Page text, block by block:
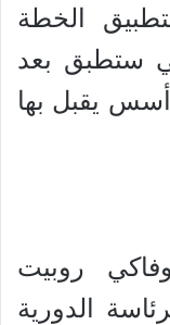
الخطة
ستطبق بعد
أسس يقبل بها
روبيت
الدورية